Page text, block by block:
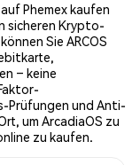
Phemex kaufen
sicheren Krypto-
Sie ARCOS
– keine
Prüfungen und Anti-
um ArcadiaOS zu
zu kaufen.